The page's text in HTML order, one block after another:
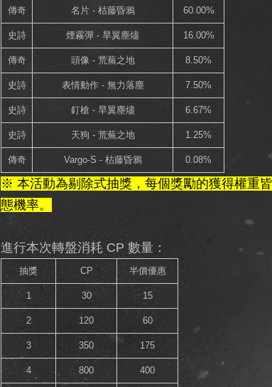
傳奇 名片 - 枯藤昏鴉 60.00%
史詩 煙霧彈 - 旱翼塵燼 16.00%
傳奇 頭像 - 荒蕪之地 8.50%
史詩 表情動作 - 無力落塵 7.50%
史詩 釘槍 - 旱翼塵燼 6.67%
史詩 天狗 - 荒蕪之地 1.25%
傳奇 Vargo-S - 枯藤昏鴉 0.08%
※ 本活動為剔除式抽獎，每個獎勵的獲得權重
態機率。
進行本次轉盤消耗 CP 數量：
抽獎 CP 半價優惠
1 30 15
2 120 60
3 350 175
4 800 400